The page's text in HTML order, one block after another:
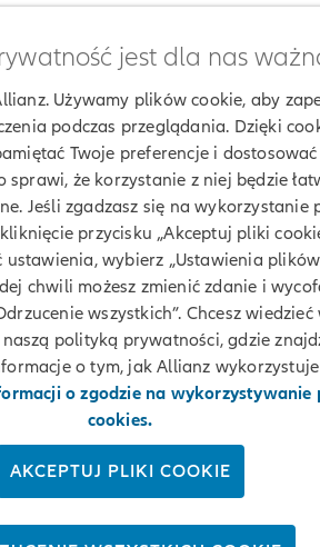
jest dla nas
Używamy plików cookie, aby
podczas przeglądania. Dzięki
Twoje preferencje i
sprawi, że korzystanie z niej będzie
Jeśli zgadzasz się na wykorzystanie
przycisku „Akceptuj pliki
wybierz „Ustawienia plików
chwili możesz zmienić zdanie i
wszystkich”. Chcesz wiedzieć
polityką prywatności, gdzie
o tym, jak Allianz
o zgodzie na
cookies.
AKCEPTUJ PLIKI COOKIE